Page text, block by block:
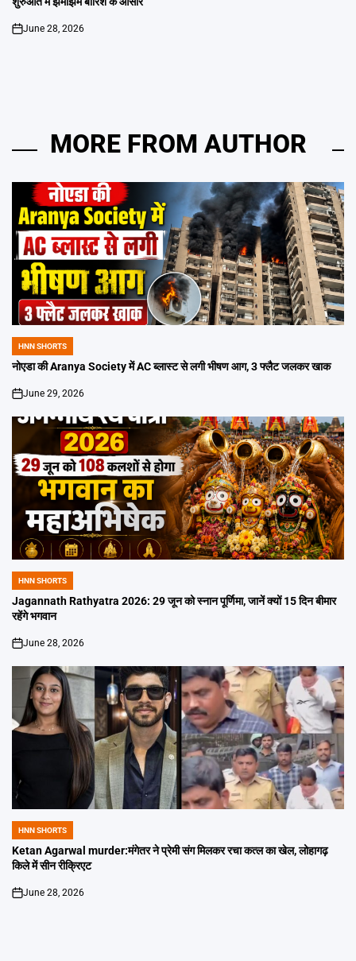
on
June 28, 2026
MORE FROM AUTHOR
POSTED
IN
HNN SHORTS
नोएडा की Aranya Society में AC ब्लास्ट से लगी भीषण आग, 3 फ्लैट जलकर खाक
on
June 29, 2026
POSTED
IN
HNN SHORTS
Jagannath Rathyatra 2026: 29 जून को स्नान पूर्णिमा, जानें क्यों 15 दिन बीमार
रहेंगे भगवान
on
June 28, 2026
POSTED
IN
HNN SHORTS
Ketan Agarwal murder:मंगेतर ने प्रेमी संग मिलकर रचा कत्ल का खेल, लोहागढ़
किले में सीन रीक्रिएट
on
June 28, 2026